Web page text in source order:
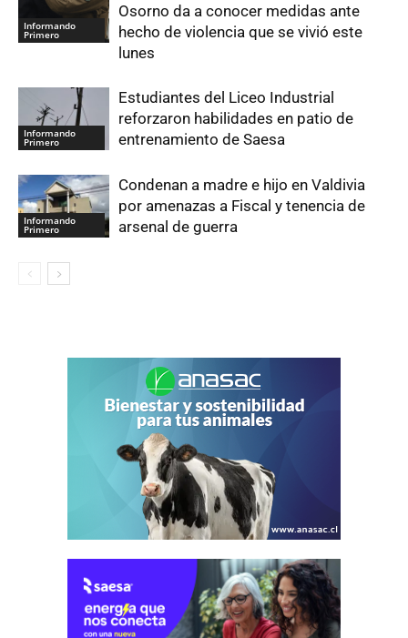
Informando
Primero
Osorno da a conocer medidas ante
hecho de violencia que se vivió este
lunes
Informando
Primero
Estudiantes del Liceo Industrial
reforzaron habilidades en patio de
entrenamiento de Saesa
Informando
Primero
Condenan a madre e hijo en Valdivia
por amenazas a Fiscal y tenencia de
arsenal de guerra